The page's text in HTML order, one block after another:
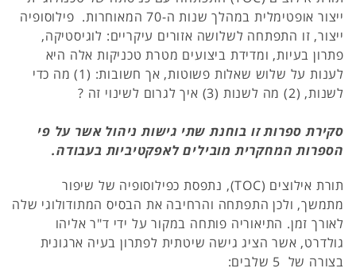
ייצור אופטימלית במהלך שנות ה-70 המאוחרות. פילוסופיה
ייצור, זו התפתחה לשלושה אזורים עיקריים: לוגיסטיקה,
פתרון בעיות, ומדידת ביצועים מטרת טכניקות אלה היא
לענות על שלוש שאלות פשוטות, אך חשובות: (1) מה כדי
לשנות, (2) מה לשנות (3) איך לגרום לשינוי זה ?
סקירת ספרות זו בוחנת שתי גישות ניהול אשר על פי
הספרות המחקרית מובילים לאפקטיביות בעבודה.
תורת אילוצים (TOC), נתפסת כפילוסופיה של שיפור
מתמשך, ולכן התפתחה והרחיבה את הבסיס המתודולוגי שלה
לאורך זמן. התיאוריה פותחה במקור על ידי ד"ר אליהו
גולדרט, אשר הציג גישה שיטתית לפתרון בעיה ארגונית
בצורה של 5 שלבים: